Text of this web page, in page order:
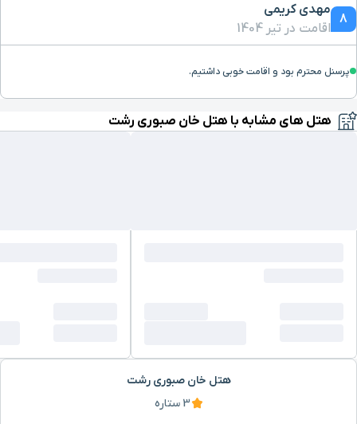
8
مهدی کریمی
اقامت در تیر 1404
پرسنل محترم بود و اقامت خوبی داشتیم.
هتل های مشابه با هتل خان صبوری رشت
هتل خان صبوری رشت
3 ستاره